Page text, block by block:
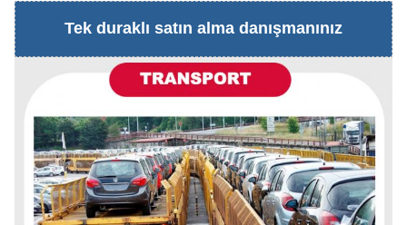
Tek duraklı satın alma danışmanınız